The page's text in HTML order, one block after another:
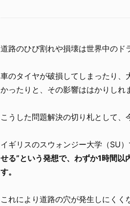
道路のひび割れや損壊は世界中の
車のタイヤが破損してしまったり
かったりと、その影響ははかりしれ
こうした問題解決の切り札として
イギリスのスウォンジー大学（SU
せる”という発想で、わずか1時間
す。
これにより道路の穴が発生しにく